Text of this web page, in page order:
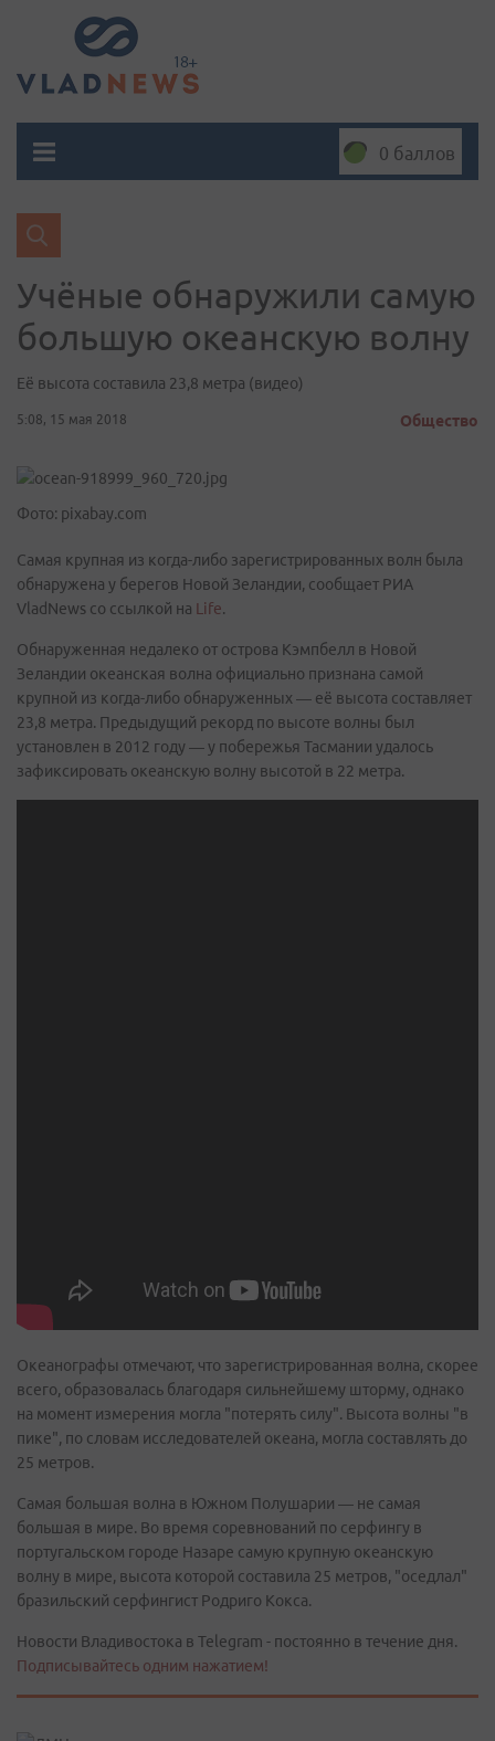
0 баллов
Учёные обнаружили самую
большую океанскую волну
Её высота составила 23,8 метра (видео)
5:08, 15 мая 2018 Общество
Фото: pixabay.com
Самая крупная из когда-либо зарегистрированных волн была
обнаружена у берегов Новой Зеландии, сообщает РИА
VladNews со ссылкой на Life.
Обнаруженная недалеко от острова Кэмпбелл в Новой
Зеландии океанская волна официально признана самой
крупной из когда-либо обнаруженных — её высота составляет
23,8 метра. Предыдущий рекорд по высоте волны был
установлен в 2012 году — у побережья Тасмании удалось
зафиксировать океанскую волну высотой в 22 метра.
Океанографы отмечают, что зарегистрированная волна, скорее
всего, образовалась благодаря сильнейшему шторму, однако
на момент измерения могла "потерять силу". Высота волны "в
пике", по словам исследователей океана, могла составлять до
25 метров.
Самая большая волна в Южном Полушарии — не самая
большая в мире. Во время соревнований по серфингу в
португальском городе Назаре самую крупную океанскую
волну в мире, высота которой составила 25 метров, "оседлал"
бразильский серфингист Родриго Кокса.
Новости Владивостока в Telegram - постоянно в течение дня.
Подписывайтесь одним нажатием!